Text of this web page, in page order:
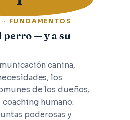
FUNDAMENTOS
perro — y a su
canina,
los
de los dueños,
coaching humano:
poderosas y